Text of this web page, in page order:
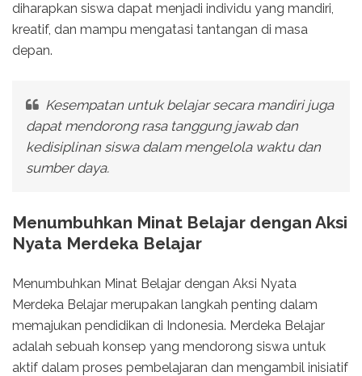
diharapkan siswa dapat menjadi individu yang mandiri,
kreatif, dan mampu mengatasi tantangan di masa
depan.
Kesempatan untuk belajar secara mandiri juga
dapat mendorong rasa tanggung jawab dan
kedisiplinan siswa dalam mengelola waktu dan
sumber daya.
Menumbuhkan Minat Belajar dengan Aksi
Nyata Merdeka Belajar
Menumbuhkan Minat Belajar dengan Aksi Nyata
Merdeka Belajar merupakan langkah penting dalam
memajukan pendidikan di Indonesia. Merdeka Belajar
adalah sebuah konsep yang mendorong siswa untuk
aktif dalam proses pembelajaran dan mengambil inisiatif